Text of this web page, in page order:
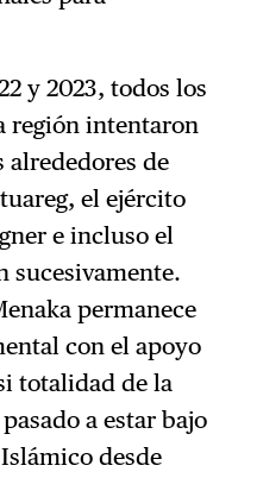
y 2023, todos los
región intentaron
alrededores de
el ejército
e incluso el
sucesivamente.
permanece
con el apoyo
totalidad de la
a estar bajo
desde